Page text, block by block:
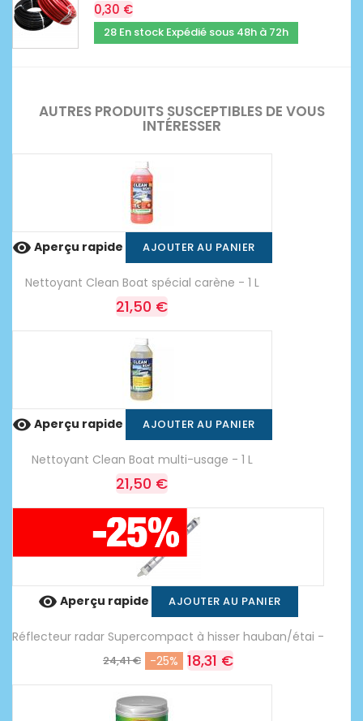
0,30 €
28 En stock Expédié sous 48h à 72h
AUTRES PRODUITS SUSCEPTIBLES DE VOUS
INTÉRESSER
 Aperçu rapide AJOUTER AU PANIER
Nettoyant Clean Boat spécial carène - 1 L
21,50 €
 Aperçu rapide AJOUTER AU PANIER
Nettoyant Clean Boat multi-usage - 1 L
21,50 €
 Aperçu rapide AJOUTER AU PANIER
Réflecteur radar Supercompact à hisser hauban/étai -
24,41 € -25% 18,31 €